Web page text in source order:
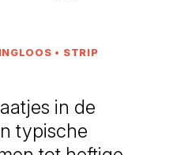
• STRIP
in de
typische